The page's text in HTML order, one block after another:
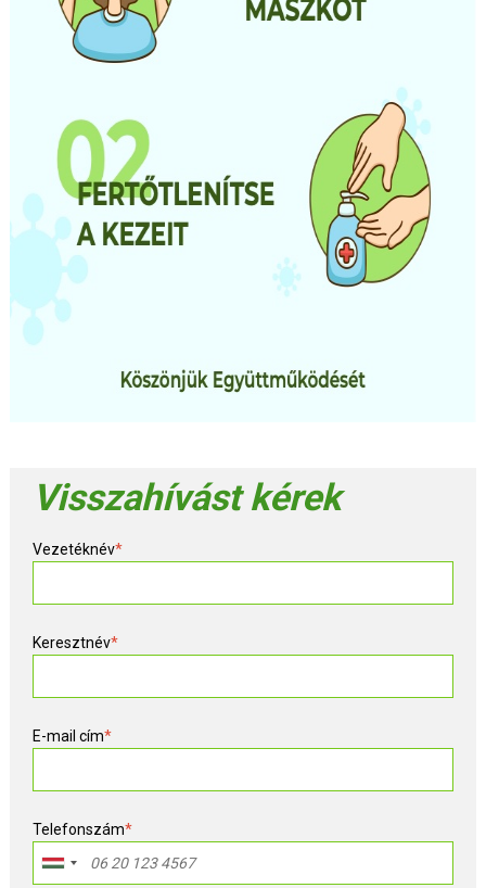
Visszahívást kérek
Vezetéknév*
Keresztnév*
E-mail cím*
Telefonszám*